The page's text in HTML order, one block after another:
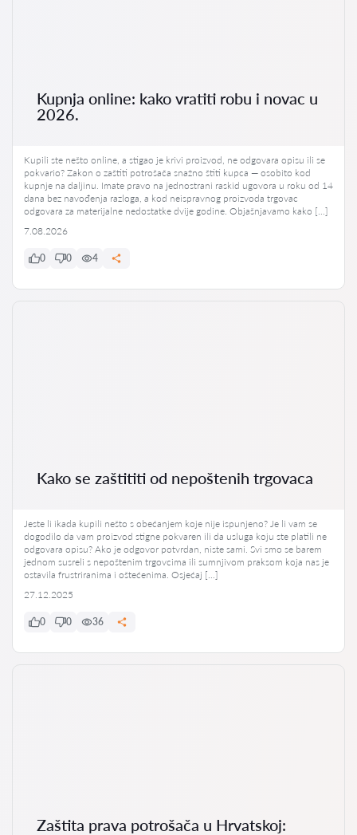
Kupnja online: kako vratiti robu i novac u
2026.
Kupili ste nešto online, a stigao je krivi proizvod, ne odgovara opisu ili se
pokvario? Zakon o zaštiti potrošača snažno štiti kupca — osobito kod
kupnje na daljinu. Imate pravo na jednostrani raskid ugovora u roku od 14
dana bez navođenja razloga, a kod neispravnog proizvoda trgovac
odgovara za materijalne nedostatke dvije godine. Objašnjavamo kako […]
7.08.2026
0 0 4
Kako se zaštititi od nepoštenih trgovaca
Jeste li ikada kupili nešto s obećanjem koje nije ispunjeno? Je li vam se
dogodilo da vam proizvod stigne pokvaren ili da usluga koju ste platili ne
odgovara opisu? Ako je odgovor potvrdan, niste sami. Svi smo se barem
jednom susreli s nepoštenim trgovcima ili sumnjivom praksom koja nas je
ostavila frustriranima i oštećenima. Osjećaj […]
27.12.2025
0 0 36
Zaštita prava potrošača u Hrvatskoj: